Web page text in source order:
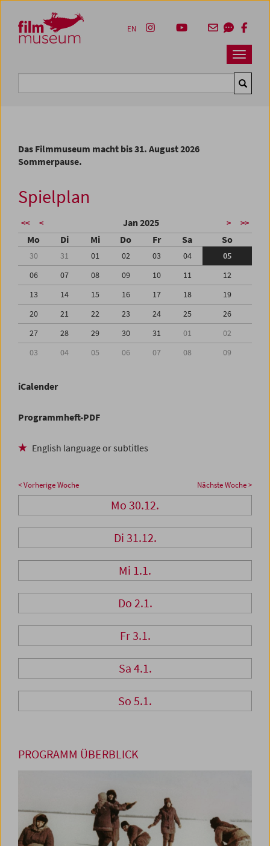
Zum Inhalt
Zum Hauptmenü
Zur Servicenavigation
Zum Suche
Navbar
EN
Das Filmmuseum macht bis 31. August 2026
Sommerpause.
Spielplan
<< < Jan 2025 > >>
Mo Di Mi Do Fr Sa So
30 31 01 02 03 04
05
06
07 08 09 10 11
12
13
14 15 16 17 18
19
20
21 22 23 24 25
26
27
28 29 30 31 01
02
03
04 05 06 07 08 09
iCalender
Programmheft-PDF
English language or subtitles
< Vorherige Woche Nächste Woche >
Mo 30.12.
Di 31.12.
Mi 1.1.
Do 2.1.
Fr 3.1.
Sa 4.1.
So 5.1.
PROGRAMM ÜBERBLICK